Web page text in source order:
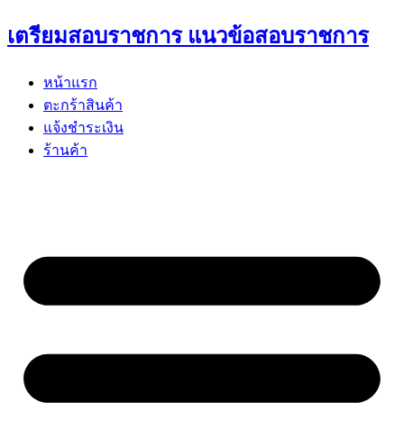
Skip
to
เตรียมสอบราชการ แนวข้อสอบราชการ
หน้าแรก
ตะกร้าสินค้า
แจ้งชำระเงิน
ร้านค้า